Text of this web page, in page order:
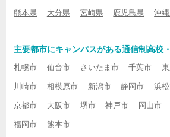
熊本県 大分県 宮崎県 鹿児島県 沖
主要都市にキャンパスがある通信制高校
札幌市 仙台市 さいたま市 千葉市
川崎市 相模原市 新潟市 静岡市 浜
京都市 大阪市 堺市 神戸市 岡山市
福岡市 熊本市